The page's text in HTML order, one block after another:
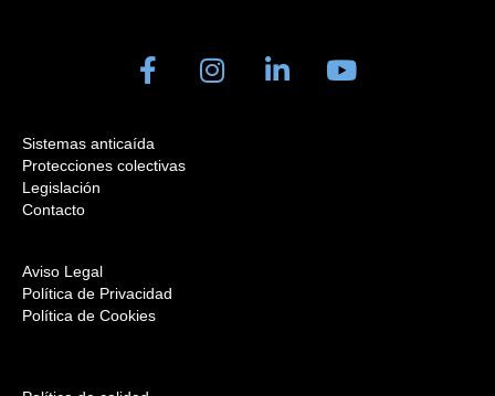
Sistemas anticaída
Protecciones colectivas
Legislación
Contacto
Aviso Legal
Política de Privacidad
Política de Cookies